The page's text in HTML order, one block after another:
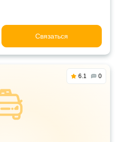
Связаться
6.1 0